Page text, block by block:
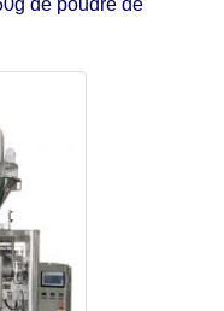
de poudre de